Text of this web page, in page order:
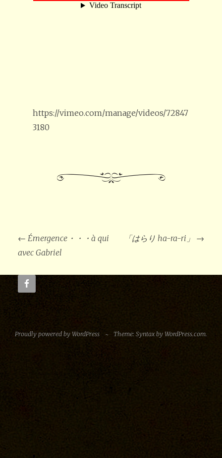
https://vimeo.com/manage/videos/72847
3180
稿
ナ
ビ
ゲ
ョ
ン
← Émergence・・・à qui
avec Gabriel
「はらり ha-ra-ri」 →
Proudly powered by WordPress ~ Theme: Syntax by WordPress.com.